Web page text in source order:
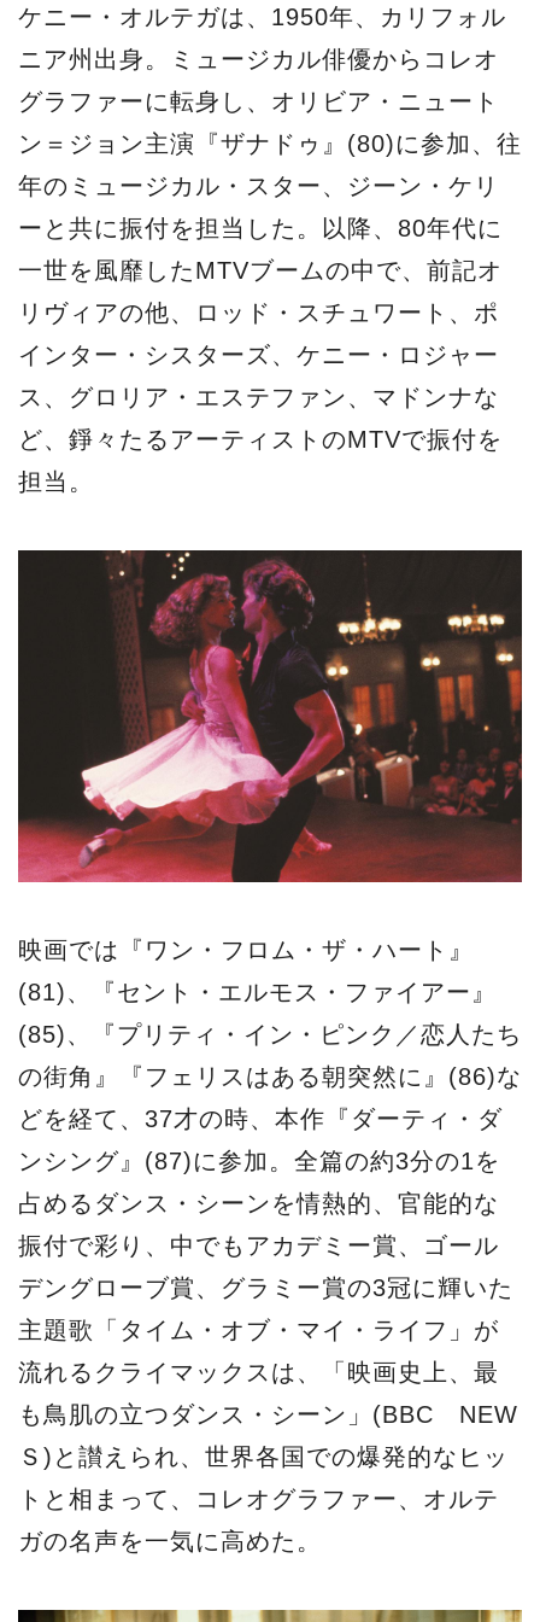
ケニー・オルテガは、1950年、カリフォル
ニア州出身。ミュージカル俳優からコレオ
グラファーに転身し、オリビア・ニュート
ン＝ジョン主演『ザナドゥ』(80)に参加、往
年のミュージカル・スター、ジーン・ケリ
ーと共に振付を担当した。以降、80年代に
一世を風靡したMTVブームの中で、前記オ
リヴィアの他、ロッド・スチュワート、ポ
インター・シスターズ、ケニー・ロジャー
ス、グロリア・エステファン、マドンナな
ど、錚々たるアーティストのMTVで振付を
担当。
映画では『ワン・フロム・ザ・ハート』
(81)、『セント・エルモス・ファイアー』
(85)、『プリティ・イン・ピンク／恋人たち
の街角』『フェリスはある朝突然に』(86)な
どを経て、37才の時、本作『ダーティ・ダ
ンシング』(87)に参加。全篇の約3分の1を
占めるダンス・シーンを情熱的、官能的な
振付で彩り、中でもアカデミー賞、ゴール
デングローブ賞、グラミー賞の3冠に輝いた
主題歌「タイム・オブ・マイ・ライフ」が
流れるクライマックスは、「映画史上、最
も鳥肌の立つダンス・シーン」(BBC NEW
Ｓ)と讃えられ、世界各国での爆発的なヒッ
トと相まって、コレオグラファー、オルテ
ガの名声を一気に高めた。